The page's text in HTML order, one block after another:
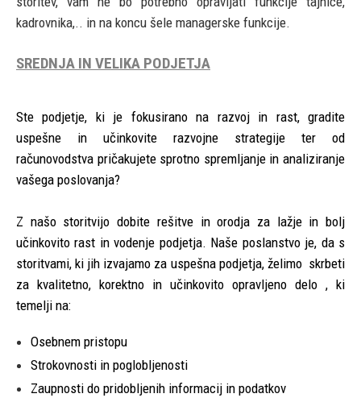
kadrovnika,.. in na koncu šele managerske funkcije.
SREDNJA IN VELIKA PODJETJA
Ste podjetje, ki je fokusirano na razvoj in rast, gradite
uspešne in učinkovite razvojne strategije ter od
računovodstva pričakujete sprotno spremljanje in analiziranje
vašega poslovanja?
Z našo storitvijo dobite rešitve in orodja za lažje in bolj
učinkovito rast in vodenje podjetja. Naše poslanstvo je, da s
storitvami, ki jih izvajamo za uspešna podjetja, želimo skrbeti
za kvalitetno, korektno in učinkovito opravljeno delo , ki
temelji na:
Osebnem pristopu
Strokovnosti in poglobljenosti
Zaupnosti do pridobljenih informacij in podatkov